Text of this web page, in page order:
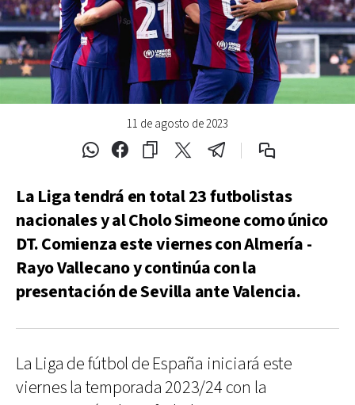
11 de agosto de 2023
La Liga tendrá en total 23 futbolistas
nacionales y al Cholo Simeone como único
DT. Comienza este viernes con Almería -
Rayo Vallecano y continúa con la
presentación de Sevilla ante Valencia.
La Liga de fútbol de España iniciará este
viernes la temporada 2023/24 con la